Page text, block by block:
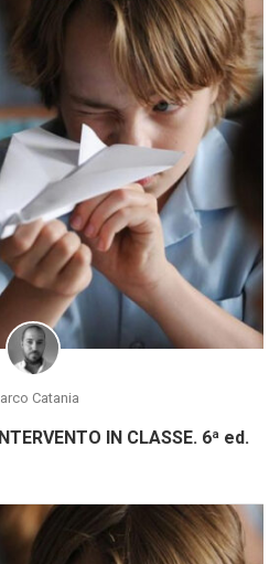
Catania
IN CLASSE. 6ª ed.